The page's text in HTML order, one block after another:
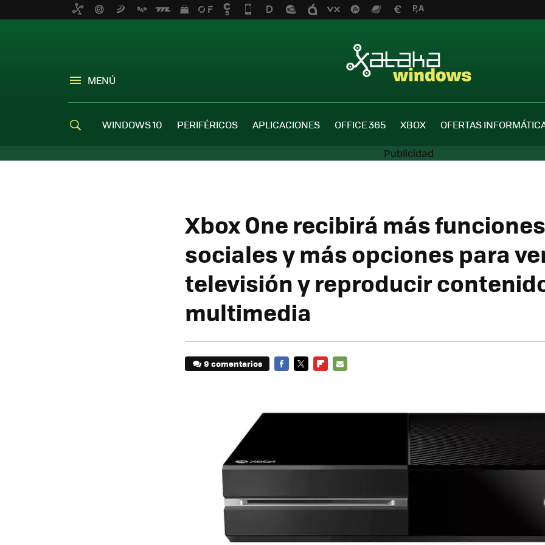
MENÚ
WINDOWS 10 PERIFÉRICOS APLICACIONES OFFICE 365 XBOX OFERTAS
Xbox One recibirá más funciones
sociales y más opciones para
televisión y reproducir
multimedia
9 comentarios